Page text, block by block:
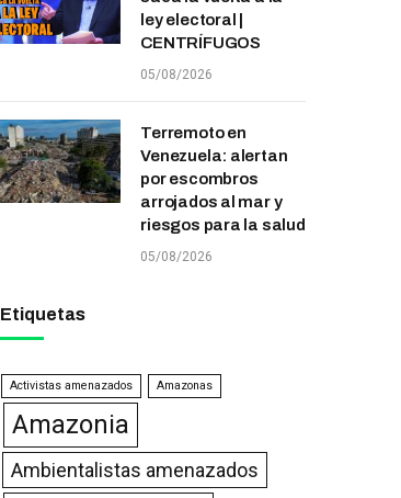
ley electoral |
CENTRÍFUGOS
05/08/2026
Terremoto en
Venezuela: alertan
por escombros
arrojados al mar y
riesgos para la salud
05/08/2026
Etiquetas
Activistas amenazados Amazonas
Amazonia
Ambientalistas amenazados